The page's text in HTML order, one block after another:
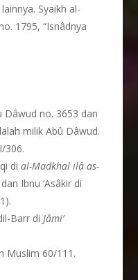
Syaikh al-
1795, “Isnâdnya
Dâwud no. 3653 dan
milik Abû Dâwud.
I/306.
dial-Madkhal ilâ as-
Ibnu ‘Asâkir di
Barr diJâmi’
Muslim 60/111.